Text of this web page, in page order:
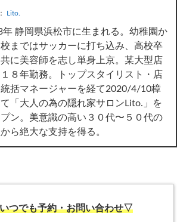
： Lito.
年 静岡県浜松市に生まれる。幼稚園か
まではサッカーに打ち込み、高校卒
に美容師を志し単身上京。某大型店
８年勤務。トップスタイリスト・店
括マネージャーを経て2020/4/10樟
「大人の為の隠れ家サロンLito.」を
ン。美意識の高い３０代〜５０代の
ら絶大な支持を得る。
つでも予約・お問い合わせ▽